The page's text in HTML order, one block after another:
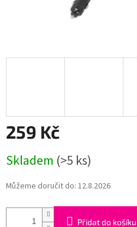
259 Kč
cena:
Skladem (>5 ks)
Můžeme doručit do: 12.8.2026
Přidat do košíku